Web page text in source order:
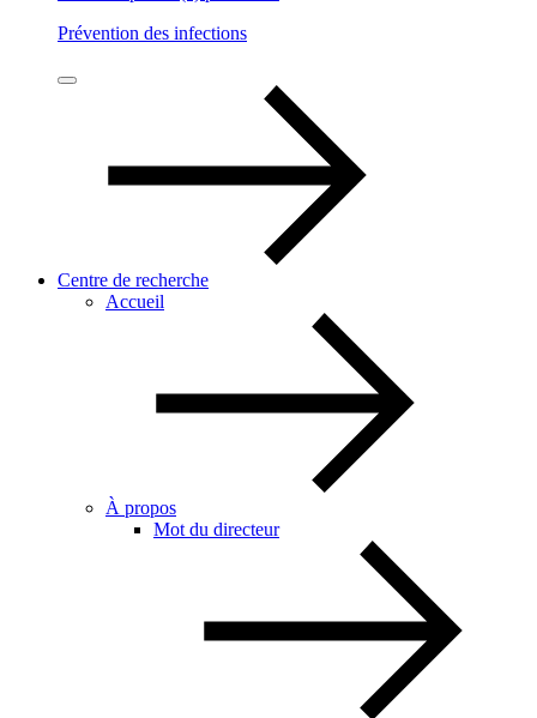
Prévention des infections
Centre de recherche
Accueil
À propos
Mot du directeur